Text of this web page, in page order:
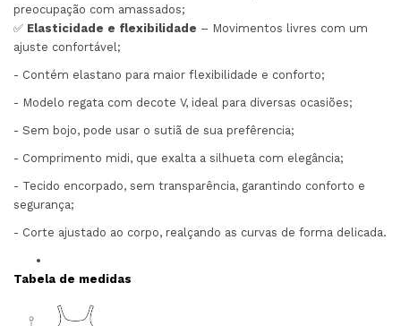
preocupação com amassados;
✅ Elasticidade e flexibilidade – Movimentos livres com um
ajuste confortável;
- Contém elastano para maior flexibilidade e conforto;
- Modelo regata com decote V, ideal para diversas ocasiões;
- Sem bojo, pode usar o sutiã de sua prefêrencia;
- Comprimento midi, que exalta a silhueta com elegância;
- Tecido encorpado, sem transparência, garantindo conforto e
segurança;
- Corte ajustado ao corpo, realçando as curvas de forma delicada.
Tabela de medidas